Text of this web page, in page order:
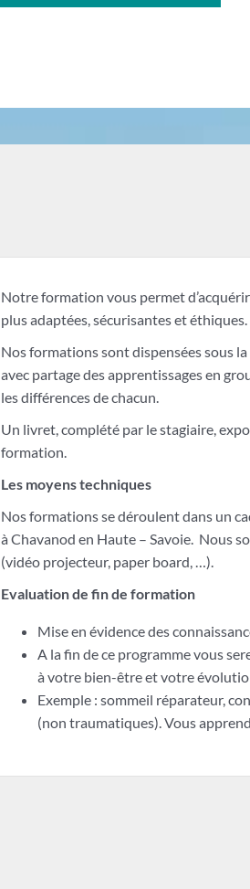
Notre formation vous permet
plus adaptées, sécurisantes et éthiques.
Nos formations sont dispensées sous
avec partage des apprentissages en
les différences de chacun.
Un livret, complété par le stagiaire,
formation.
Les moyens techniques
Nos formations se déroulent dans un
à Chavanod en Haute – Savoie. Nous
(vidéo projecteur, paper board, …).
Evaluation de fin de formation
Mise en évidence des
A la fin de ce programme vous
à votre bien-être et votre
Exemple : sommeil réparateur,
(non traumatiques). Vous